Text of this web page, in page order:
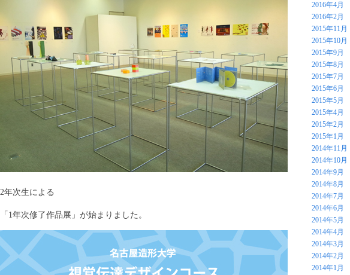
2年次生による
「1年次修了作品展」が始まりました。
2016年4月
2016年2月
2015年11月
2015年10月
2015年9月
2015年8月
2015年7月
2015年6月
2015年5月
2015年4月
2015年2月
2015年1月
2014年11月
2014年10月
2014年9月
2014年8月
2014年7月
2014年6月
2014年5月
2014年4月
2014年3月
2014年2月
2014年1月